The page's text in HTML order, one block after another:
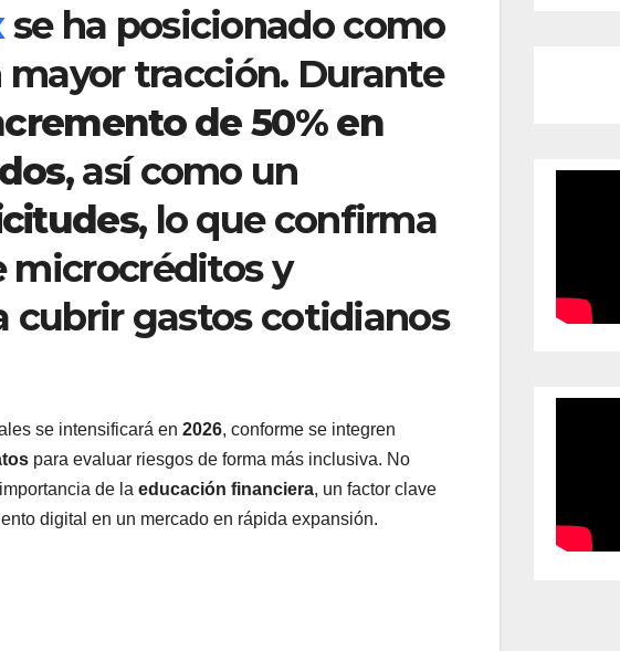
se ha posicionado como
tracción. Durante
de 50% en
, así como un
, lo que confirma
microcréditos y
cubrir gastos cotidianos
se intensificará en 2026, conforme se integren
para evaluar riesgos de forma más inclusiva. No
de la educación financiera, un factor clave
digital en un mercado en rápida expansión.